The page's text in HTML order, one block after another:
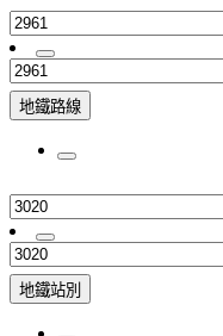
地鐵路線
地鐵站別